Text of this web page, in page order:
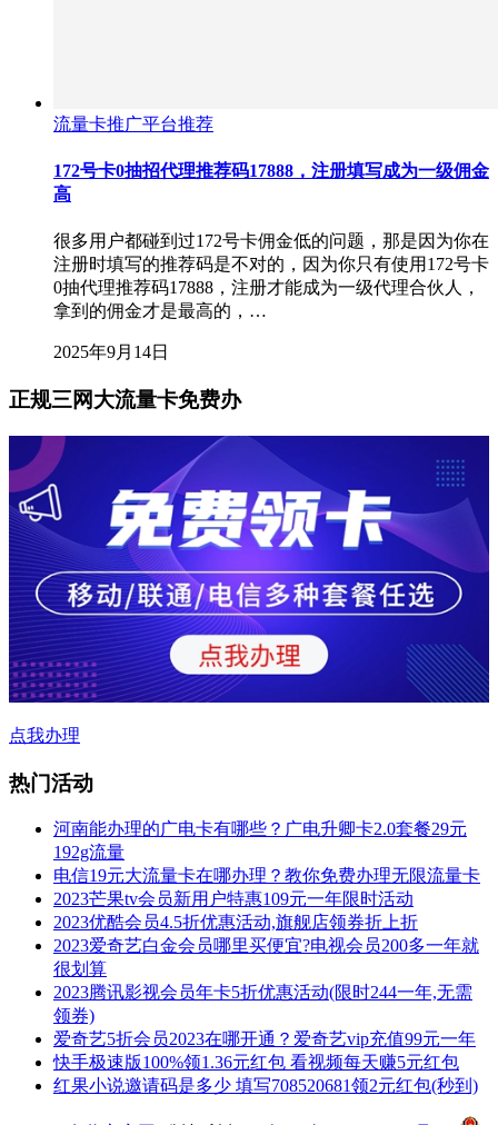
流量卡推广平台推荐
172号卡0抽招代理推荐码17888，注册填写成为一级佣金
高
很多用户都碰到过172号卡佣金低的问题，那是因为你在
注册时填写的推荐码是不对的，因为你只有使用172号卡
0抽代理推荐码17888，注册才能成为一级代理合伙人，
拿到的佣金才是最高的，…
2025年9月14日
正规三网大流量卡免费办
点我办理
热门活动
河南能办理的广电卡有哪些？广电升卿卡2.0套餐29元
192g流量
电信19元大流量卡在哪办理？教你免费办理无限流量卡
2023芒果tv会员新用户特惠109元一年限时活动
2023优酷会员4.5折优惠活动,旗舰店领券折上折
2023爱奇艺白金会员哪里买便宜?电视会员200多一年就
很划算
2023腾讯影视会员年卡5折优惠活动(限时244一年,无需
领券)
爱奇艺5折会员2023在哪开通？爱奇艺vip充值99元一年
快手极速版100%领1.36元红包 看视频每天赚5元红包
红果小说邀请码是多少 填写708520681领2元红包(秒到)